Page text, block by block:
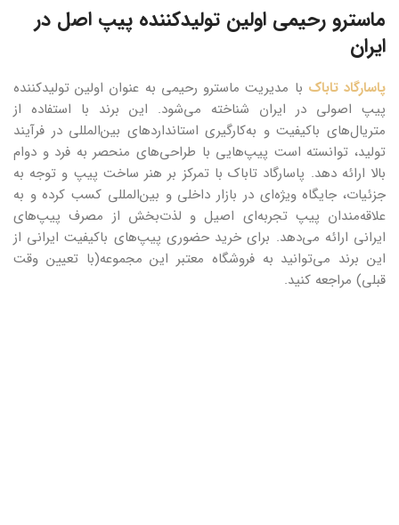
ماسترو رحیمی اولین تولیدکننده پیپ اصل در
ایران
پاسارگاد تاباک با مدیریت ماسترو رحیمی به عنوان اولین تولیدکننده
پیپ اصولی در ایران شناخته می‌شود. این برند با استفاده از
متریال‌های باکیفیت و به‌کارگیری استانداردهای بین‌المللی در فرآیند
تولید، توانسته است پیپ‌هایی با طراحی‌های منحصر به فرد و دوام
بالا ارائه دهد. پاسارگاد تاباک با تمرکز بر هنر ساخت پیپ و توجه به
جزئیات، جایگاه ویژه‌ای در بازار داخلی و بین‌المللی کسب کرده و به
علاقه‌مندان پیپ تجربه‌ای اصیل و لذت‌بخش از مصرف پیپ‌های
ایرانی ارائه می‌دهد. برای خرید حضوری پیپ‌های باکیفیت ایرانی از
این برند می‌توانید به فروشگاه‌ معتبر این مجموعه(با تعیین وقت
قبلی) مراجعه کنید.